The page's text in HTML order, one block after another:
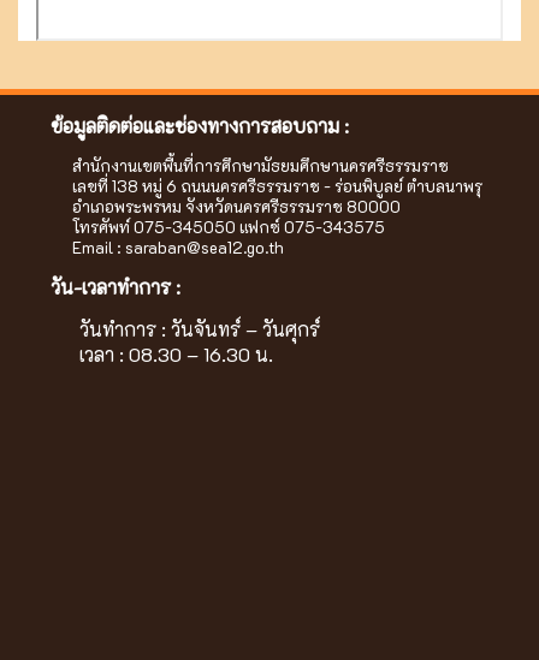
ข้อมูลติดต่อและช่องทางการสอบถาม :
สำนักงานเขตพื้นที่การศึกษามัธยมศึกษานครศรีธรรมราช
เลขที่ 138 หมู่ 6 ถนนนครศรีธรรมราช - ร่อนพิบูลย์ ตำบลนาพรุ
อำเภอพระพรหม จังหวัดนครศรีธรรมราช 80000
โทรศัพท์ 075-345050 แฟกซ์ 075-343575
Email : saraban@sea12.go.th
วัน-เวลาทำการ :
วันทำการ : วันจันทร์ – วันศุกร์
เวลา : 08.30 – 16.30 น.